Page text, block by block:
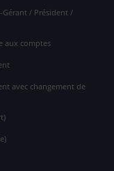
/ Président /
aux comptes
avec changement de